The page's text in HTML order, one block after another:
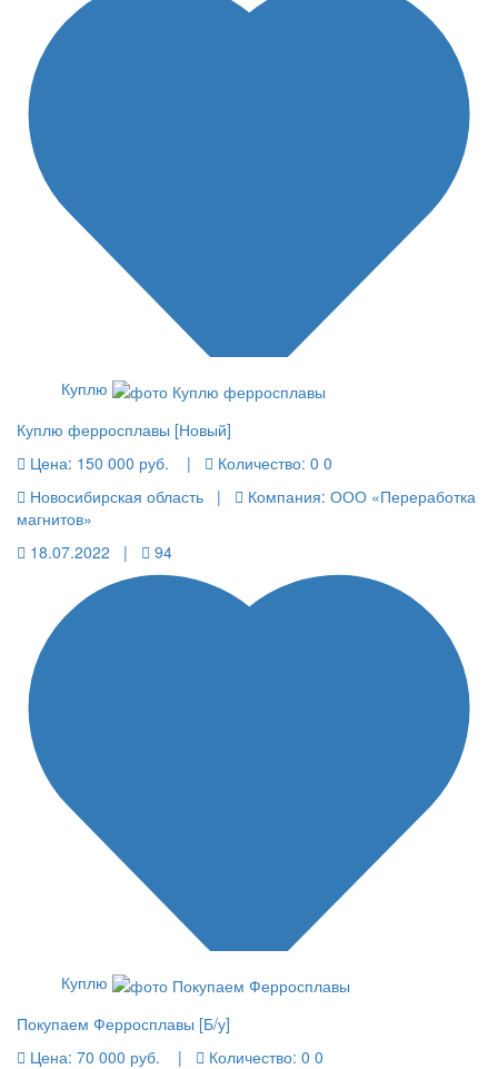
Куплю
Куплю ферросплавы [Новый]
Цена: 150 000 руб. | Количество: 0 0
Новосибирская область |
Компания: ООО «Переработка
магнитов»
18.07.2022 |
94
Куплю
Покупаем Ферросплавы [Б/у]
Цена: 70 000 руб. | Количество: 0 0